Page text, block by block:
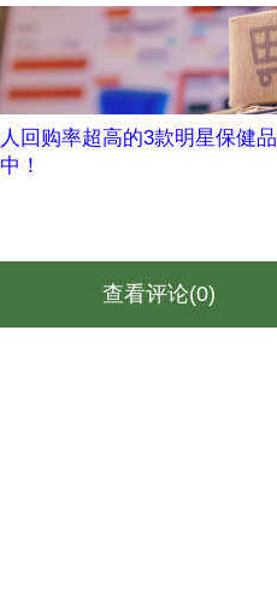
回购率超高的3款明星保健
！
查看评论(0)